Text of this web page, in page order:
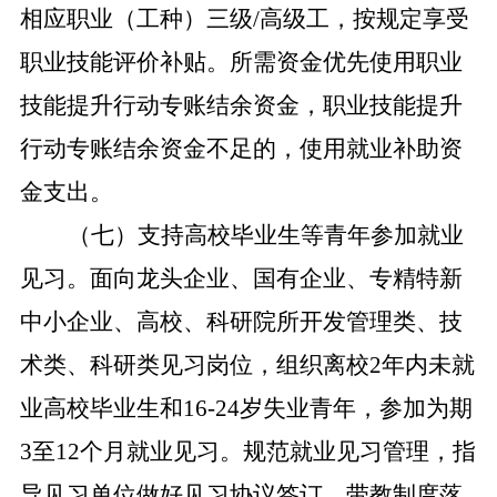
相应职业（工种）三级/高级工，按规定享受
职业技能评价补贴。
所需资金优先使用职业
技能提升行动专账结余资金，职业技能提升
行动专账结余资金不足的，使用就业补助资
金支出。
（七）支持高校毕业生等青年参加就业
见习。 面向龙头企业、国有企业、 专精特新
中小企业、 高校、科研院所开发管理类、技
术类、科研类见习岗位，组织离校2年内未就
业高校毕业生和16-24岁失业青年，参加为期
3至12个月就业见习。规范就业见习管理，指